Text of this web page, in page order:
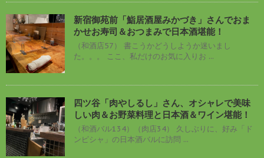
新宿御苑前「鮨居酒屋みかづき」さんでおま
かせお寿司＆おつまみで日本酒堪能！
（和酒店57） 書こうかどうしようか迷いまし
た。。。 ここ、私だけのお気に入りお ...
四ツ谷「肉やしるし」さん、オシャレで美味
しい肉＆お野菜料理と日本酒＆ワイン堪能！
（和酒バル134）（肉店34） 久しぶりに、好み「ド
ンピシャ」の日本酒バルに訪問 ...